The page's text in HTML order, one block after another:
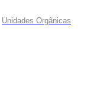
Unidades Orgânicas